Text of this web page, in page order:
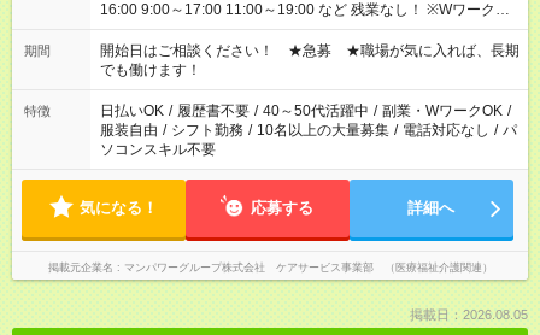
16:00 9:00～17:00 11:00～19:00 など 残業なし！ ※Wワークの
場合、他のお仕事と合わせ週40時間超の就業はご案内できませ
ん ※法令に基づき、週20時間以上勤務は社会保険への加入対象
となります ※労働者派遣法（日雇い派遣の原則禁止）により、
短時間・短期間の就業はご案内が難しい場合があります
期間
開始日はご相談ください！ ★急募 ★職場が気に入れば、長期
でも働けます！
特徴 日払いOK / 履歴書不要 / 40～50代活躍中 / 副業・WワークOK /
服装自由 / シフト勤務 / 10名以上の大量募集 / 電話対応なし / パ
ソコンスキル不要
気になる！ 応募する 詳細へ
掲載元企業名 マンパワーグループ株式会社 ケアサービス事業部 （医療福祉介護関連）
掲載日：2026.08.05